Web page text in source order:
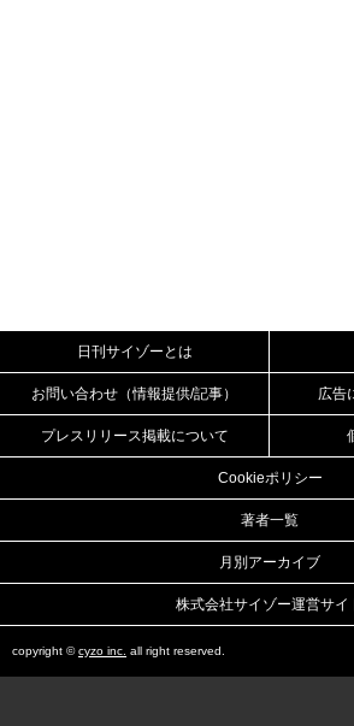
日刊サイゾーとは
お問い合わせ（情報提供/記事） 広告
プレスリリース掲載について
Cookieポリシー
著者一覧
月別アーカイブ
株式会社サイゾー運営サイ
copyright ©cyzo inc. all right reserved.